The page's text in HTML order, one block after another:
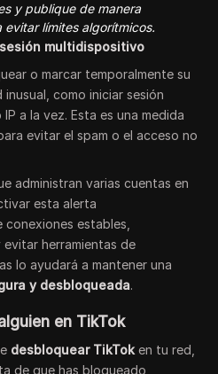
y publique de manera
límites algorítmicos.
multidispositivo
o marcar temporalmente su
como iniciar sesión
a la vez. Esta es una medida
evitar el spam o el acceso no
administran varias cuentas en
esta alerta
conexiones estables,
herramientas de
lo ayudará a mantener una
y desbloqueada.
en TikTok
desbloquear TikToken tu red,
de que has bloqueado